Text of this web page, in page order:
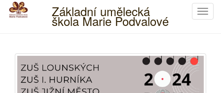
T
l
Základní umělecká
škola Marie Podvalové